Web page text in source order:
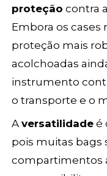
proteção contra
Embora os
proteção mais
acolchoadas
instrumento
o transporte e o
Aversatilidade é
pois muitas bags
compartimentos